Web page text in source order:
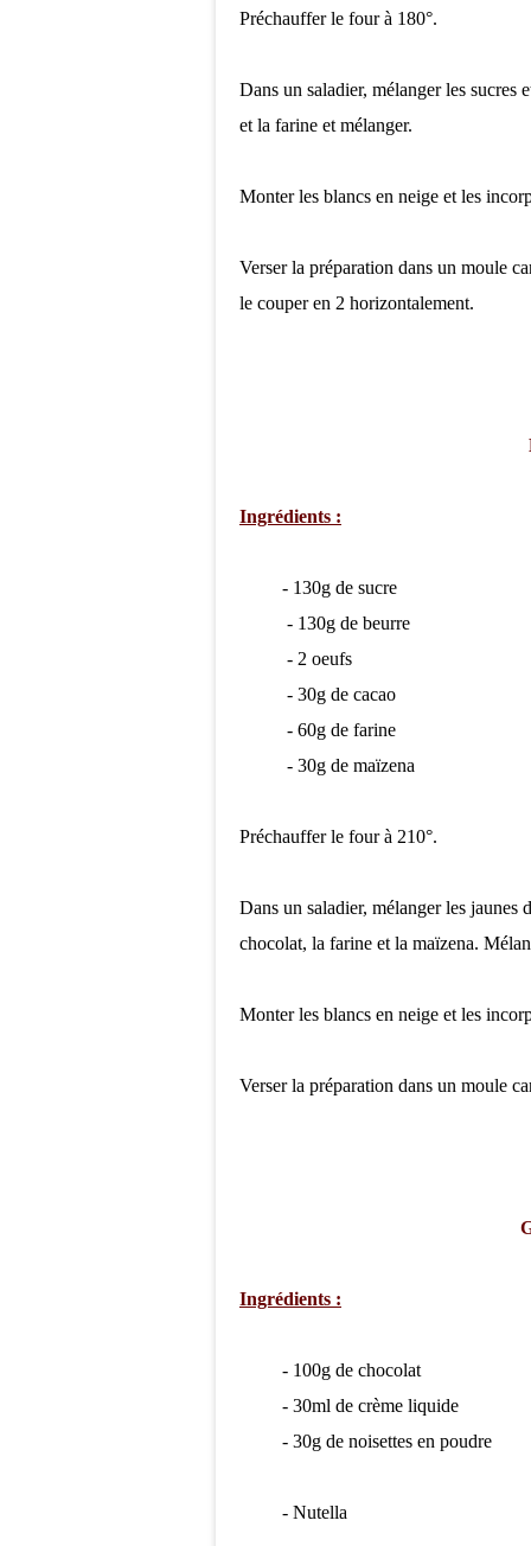
Préchauffer le four à 180°.
Dans un saladier, mélanger les
et la farine et mélanger.
Monter les blancs en neige et les
Verser la préparation dans un moule
le couper en 2 horizontalement.
Ingrédients :
- 130g de sucre
- 130g de beurre
- 2 oeufs
- 30g de cacao
- 60g de farine
- 30g de maïzena
Préchauffer le four à 210°.
Dans un saladier, mélanger les
chocolat, la farine et la maïzena.
Monter les blancs en neige et les
Verser la préparation dans un moule
Ingrédients :
- 100g de chocolat
- 30ml de crème liquide
- 30g de noisettes en poudre
- Nutella